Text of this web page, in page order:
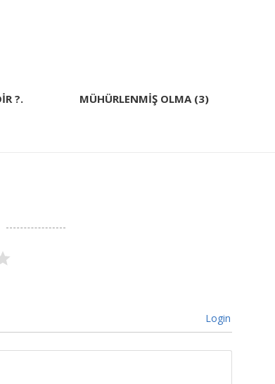
?. MÜHÜRLENMİŞ OLMA (3)
Login